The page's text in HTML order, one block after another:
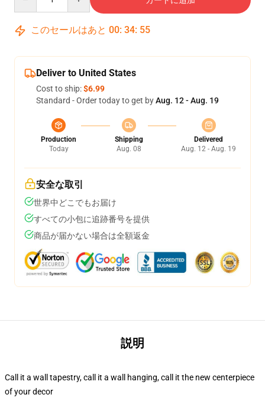
このセールはあと 00: 34: 54
Deliver to United States
Cost to ship:$6.99
Standard - Order today to get byAug. 12 - Aug. 19
Production
Today
Shipping
Aug. 08
Delivered
Aug. 12 - Aug. 19
安全な取引
世界中どこでもお届け
すべての小包に追跡番号を提供
商品が届かない場合は全額返金
説明
Call it a wall tapestry, call it a wall hanging, call it the new centerpiece
of your decor